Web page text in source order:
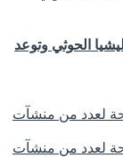
الحوثي وتوعد